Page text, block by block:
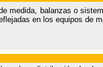
medida, balanzas o
en los equipos de